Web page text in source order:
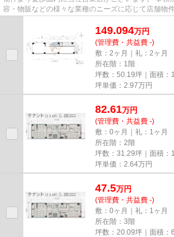
容・物販などの様々な業種のニーズに応じて店舗物
尚、弊社ではおとり広告は一切...
149.094万円
(管理費・共益費 -)
敷：2ヶ月｜礼：2ヶ月
所在階：1階
坪数：50.19坪｜面積：
坪単価： 2.97万円
82.61万円
(管理費・共益費 -)
敷：0ヶ月｜礼：1ヶ月
所在階：2階
坪数：31.29坪｜面積：
坪単価： 2.64万円
47.5万円
(管理費・共益費 -)
敷：0ヶ月｜礼：1ヶ月
所在階：3階
坪数：20.09坪｜面積：